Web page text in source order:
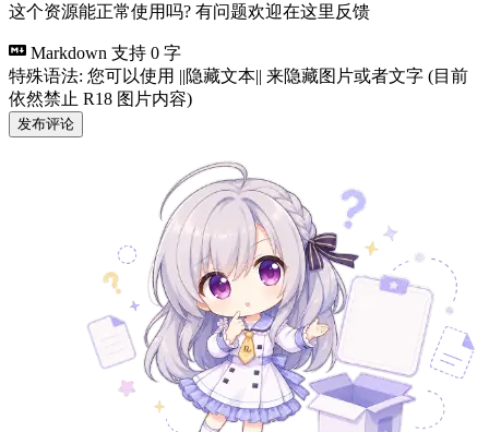
这个资源能正常使用吗? 有问题欢迎在这里反馈
Markdown 支持 0 字
特殊语法: 您可以使用 ||隐藏文本|| 来隐藏图片或者文字 (目前
依然禁止 R18 图片内容)
发布评论